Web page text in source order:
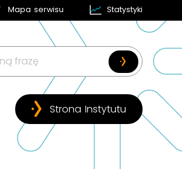
Strona Instytutu
Mapa serwisu Statystyki